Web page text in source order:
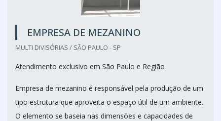
EMPRESA DE MEZANINO
MULTI DIVISÓRIAS / SÃO PAULO - SP
Atendimento exclusivo em São Paulo e Região
Empresa de mezanino é responsável pela produção de um
tipo estrutura que aproveita o espaço útil de um ambiente.
O elemento se baseia nas dimensões e capacidades de